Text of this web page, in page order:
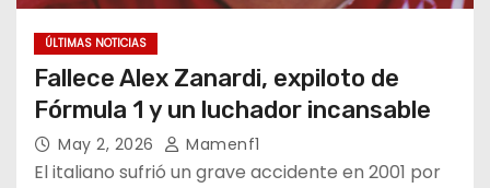
ÚLTIMAS NOTICIAS
Fallece Alex Zanardi, expiloto de
Fórmula 1 y un luchador incansable
May 2, 2026 Mamenf1
El italiano sufrió un grave accidente en 2001 por